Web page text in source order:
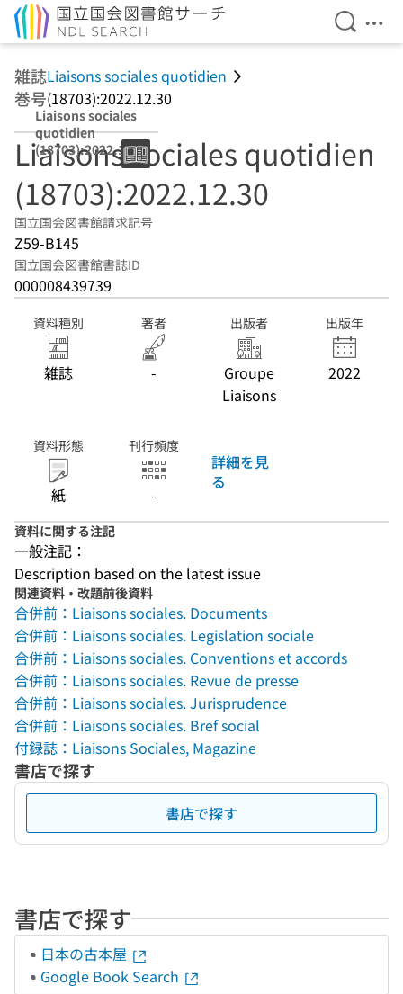
検索を
メ
雑誌Liaisons sociales quotidien
巻号(18703):2022.12.30
Liaisons sociales
quotidien
(18703):2022.12.
30
Liaisons sociales quotidien
(18703):2022.12.30
国立国会図書館請求記号
Z59-B145
国立国会図書館書誌ID
000008439739
資料種別
雑誌
著者
-
出版者
Groupe
Liaisons
出版年
2022
資料形態
紙
刊行頻度
-
詳細を見
る
資料に関する注記
一般注記：
Description based on the latest issue
関連資料・改題前後資料
合併前：Liaisons sociales. Documents
合併前：Liaisons sociales. Legislation sociale
合併前：Liaisons sociales. Conventions et accords
合併前：Liaisons sociales. Revue de presse
合併前：Liaisons sociales. Jurisprudence
合併前：Liaisons sociales. Bref social
付録誌：Liaisons Sociales, Magazine
書店で探す
書店で探す
書店で探す
日本の古本屋
Google Book Search